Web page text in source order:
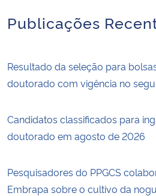
Gabinete de Segurança Institucional
Advocacia-Geral da União
Publicações
Resultado da seleção para
doutorado com vigência no
Candidatos classificados para
doutorado em agosto de 2026
Pesquisadores do PPGCS
Embrapa sobre o cultivo da